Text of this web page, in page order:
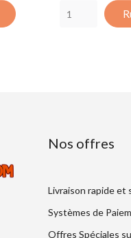
Nos offres
Livraison rapide et
Systèmes de
Offres Spéciales